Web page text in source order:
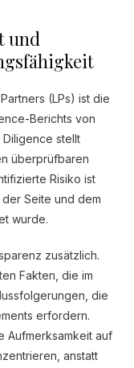
und
(LPs) ist die
Berichts von
stellt
überprüfbaren
Risiko ist
Seite und dem
wurde.
zusätzlich.
Fakten, die im
die
erfordern.
Aufmerksamkeit auf
anstatt